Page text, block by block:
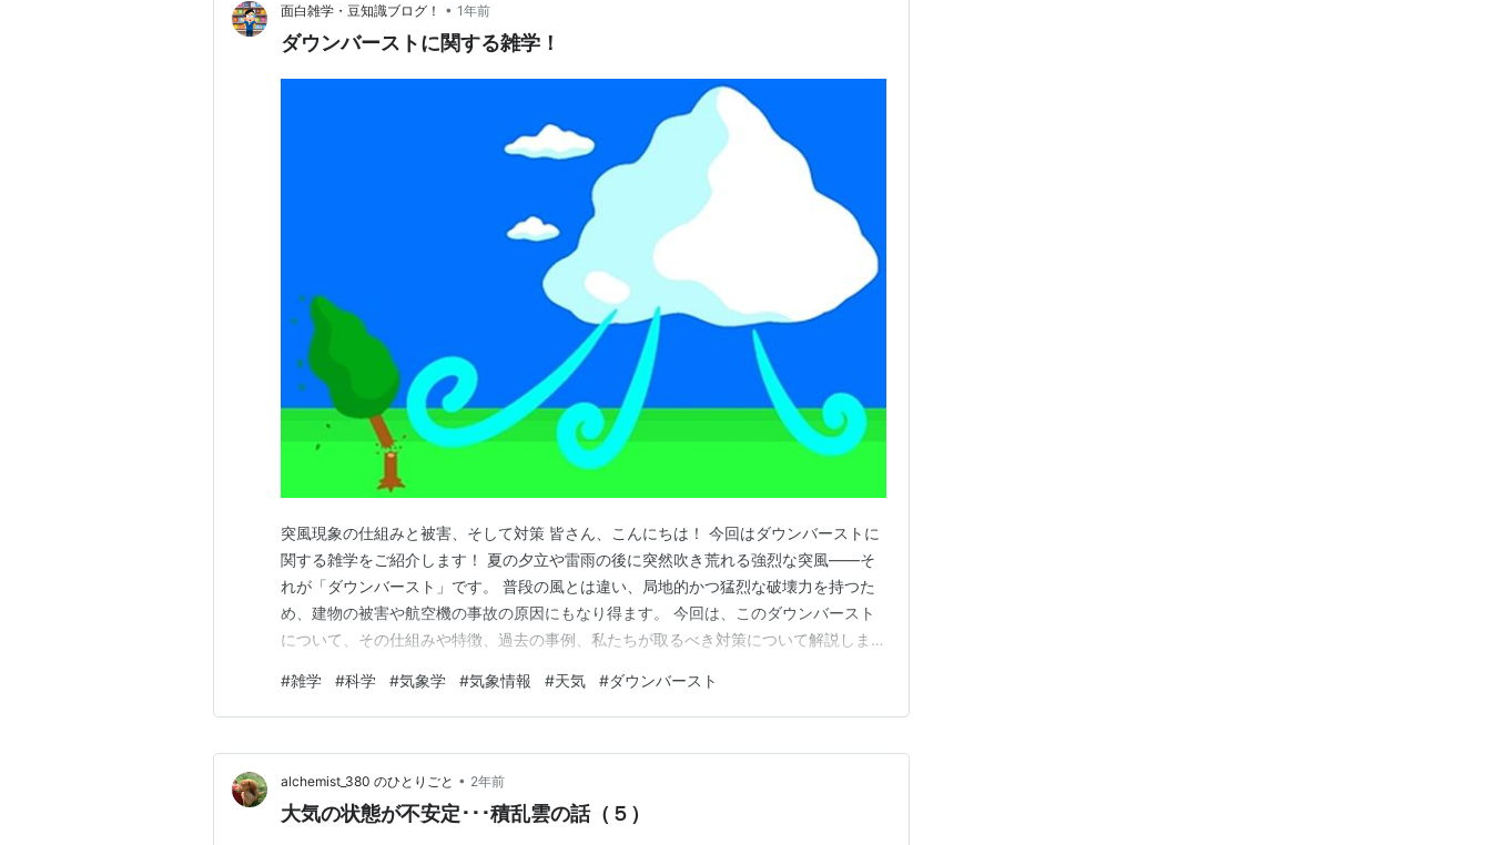
面白雑学・豆知識ブログ！ • 1年前
ダウンバーストに関する雑学！
突風現象の仕組みと被害、そして対策 皆さん、こんにちは！ 今回はダウンバーストに
関する雑学をご紹介します！ 夏の夕立や雷雨の後に突然吹き荒れる強烈な突風――そ
れが「ダウンバースト」です。 普段の風とは違い、局地的かつ猛烈な破壊力を持つた
め、建物の被害や航空機の事故の原因にもなり得ます。 今回は、このダウンバースト
について、その仕組みや特徴、過去の事例、私たちが取るべき対策について解説しま
が地表に到達し、四方に広がることで生じる突風現象です。 その特徴は以下の通りで
す。 局地的（数km程度の範囲） 瞬間的（数分から…
#雑学 #科学 #気象学 #気象情報 #天気 #ダウンバースト
alchemist_380 のひとりごと • 2年前
大気の状態が不安定･･･積乱雲の話（５）